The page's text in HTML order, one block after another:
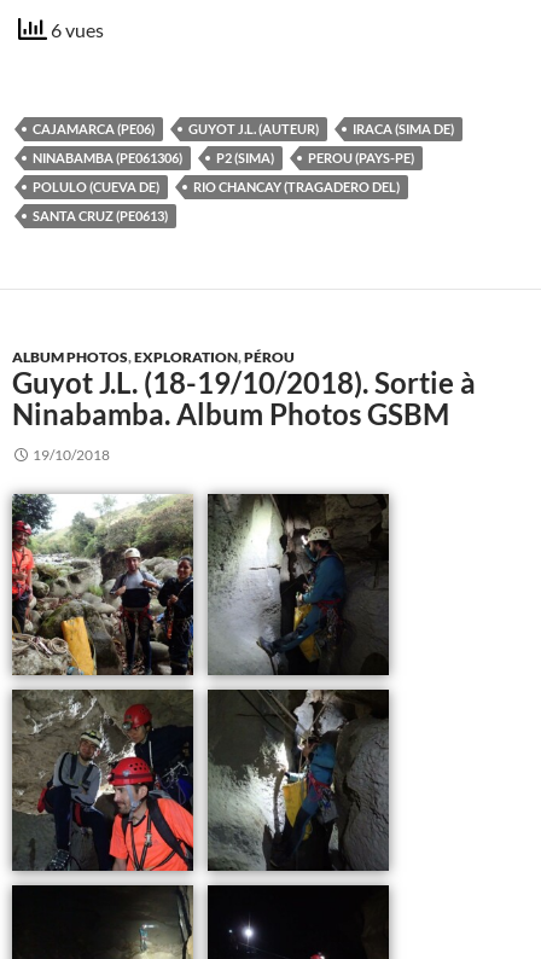
6 vues
CAJAMARCA (PE06) GUYOT J.L. (AUTEUR)
IRACA (SIMA DE)
NINABAMBA (PE061306)
P2 (SIMA)
PEROU (PAYS-PE)
POLULO (CUEVA DE)
RIO CHANCAY (TRAGADERO DEL)
SANTA CRUZ (PE0613)
ALBUM PHOTOS,EXPLORATION,PÉROU
Guyot J.L. (18-19/10/2018). Sortie à
Ninabamba. Album Photos GSBM
19/10/2018